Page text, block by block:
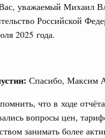
уважаемый Михаил
Российской
2025 года.
Спасибо, Максим
что в ходе
вопросы цен,
занимать более